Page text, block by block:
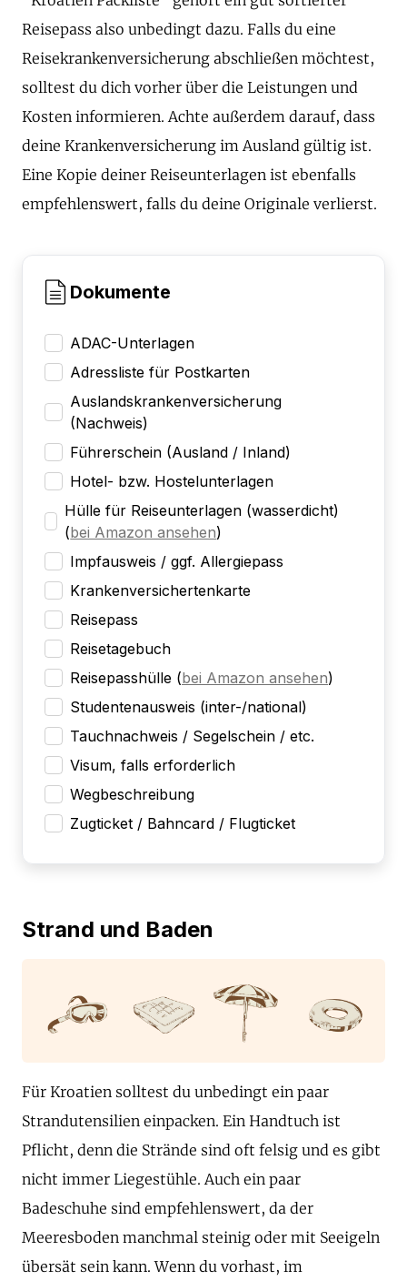
Reisepass also unbedingt dazu. Falls du eine
Reisekrankenversicherung abschließen möchtest,
solltest du dich vorher über die Leistungen und
Kosten informieren. Achte außerdem darauf, dass
deine Krankenversicherung im Ausland gültig ist.
Eine Kopie deiner Reiseunterlagen ist ebenfalls
empfehlenswert, falls du deine Originale verlierst.
Dokumente
ADAC-Unterlagen
Adressliste für Postkarten
Auslandskrankenversicherung
(Nachweis)
Führerschein (Ausland / Inland)
Hotel- bzw. Hostelunterlagen
Hülle für Reiseunterlagen (wasserdicht)
(bei Amazon ansehen)
Impfausweis / ggf. Allergiepass
Krankenversichertenkarte
Reisepass
Reisetagebuch
Reisepasshülle (bei Amazon ansehen)
Studentenausweis (inter-/national)
Tauchnachweis / Segelschein / etc.
Visum, falls erforderlich
Wegbeschreibung
Zugticket / Bahncard / Flugticket
Strand und Baden
Für Kroatien solltest du unbedingt ein paar
Strandutensilien einpacken. Ein Handtuch ist
Pflicht, denn die Strände sind oft felsig und es gibt
nicht immer Liegestühle. Auch ein paar
Badeschuhe sind empfehlenswert, da der
Meeresboden manchmal steinig oder mit Seeigeln
übersät sein kann. Wenn du vorhast, im